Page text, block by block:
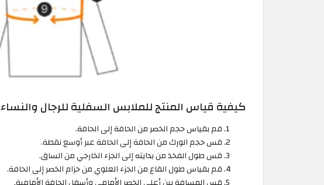
كيفية قياس المنتج للملابس السفلية للرجال والنساء
قم بقياس حجم الخصر من الحافة إلى الحافة.
قس حجم الورك من الحافة إلى الحافة عبر أوسع نقطة.
قس طول الفخذ من بدايته إلى الجزء الخارجي من الساق.
قم بقياس طول القاع من الجزء العلوي من حزام الخصر إلى الحافة.